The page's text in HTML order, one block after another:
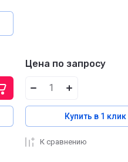
Цена по запросу
Купить в 1 клик
К сравнению